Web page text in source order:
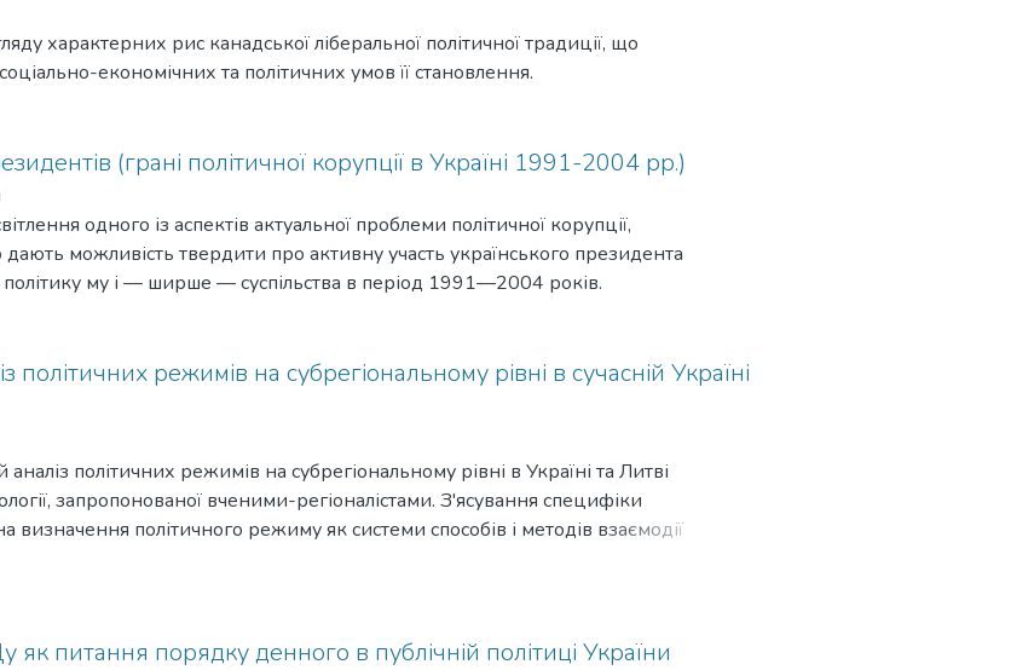
характерних рис канадської ліберальної політичної традиції, що
економічних та політичних умов її становлення.
(грані політичної корупції в Україні 1991-2004 рр.)
одного із аспектів актуальної проблеми політичної корупції,
дають можливість твердити про активну участь українського президента
політику му і — ширше — суспільства в період 1991—2004 років.
політичних режимів на субрегіональному рівні в сучасній Україні
політичних режимів на субрегіональному рівні в Україні та Литві
запропонованої вченими-регіоналістами. З'ясування специфіки
визначення політичного режиму як системи способів і методів взаємодії
суспільства, особливість яких визначається конфігурацією владних
питання порядку денного в публічній політиці України